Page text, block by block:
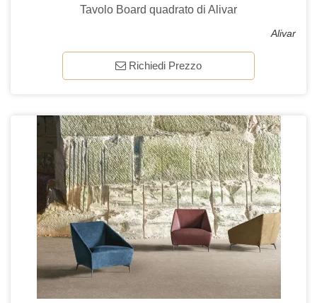
Tavolo Board quadrato di Alivar
Alivar
Richiedi Prezzo